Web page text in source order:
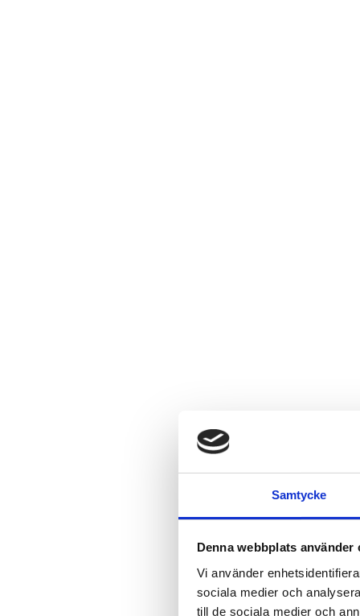
Samtycke
Denna webbplats använder
Vi använder
sociala medier och
till de sociala medier och